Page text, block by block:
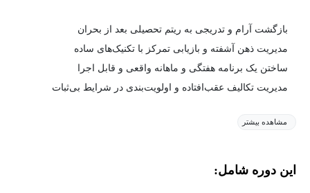
بازگشت آرام و تدریجی به ریتم تحصیلی بعد از بحران
مدیریت ذهن آشفته و بازیابی تمرکز با تکنیک‌های ساده
ساختن یک برنامه هفتگی و ماهانه واقعی و قابل اجرا
مدیریت تکالیف عقب‌افتاده و اولویت‌بندی در شرایط بی‌ثبات
مشاهده بیشتر
این دوره شامل: